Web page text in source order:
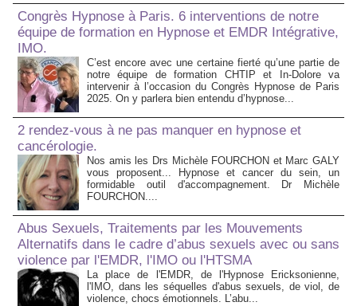
Congrès Hypnose à Paris. 6 interventions de notre
équipe de formation en Hypnose et EMDR Intégrative,
IMO.
C’est encore avec une certaine fierté qu’une partie de
notre équipe de formation CHTIP et In-Dolore va
intervenir à l’occasion du Congrès Hypnose de Paris
2025. On y parlera bien entendu d’hypnose...
2 rendez-vous à ne pas manquer en hypnose et
cancérologie.
Nos amis les Drs Michèle FOURCHON et Marc GALY
vous proposent... Hypnose et cancer du sein, un
formidable outil d'accompagnement. Dr Michèle
FOURCHON....
Abus Sexuels, Traitements par les Mouvements
Alternatifs dans le cadre d’abus sexuels avec ou sans
violence par l'EMDR, l'IMO ou l'HTSMA
La place de l'EMDR, de l'Hypnose Ericksonienne,
l'IMO, dans les séquelles d'abus sexuels, de viol, de
violence, chocs émotionnels. L’abu...